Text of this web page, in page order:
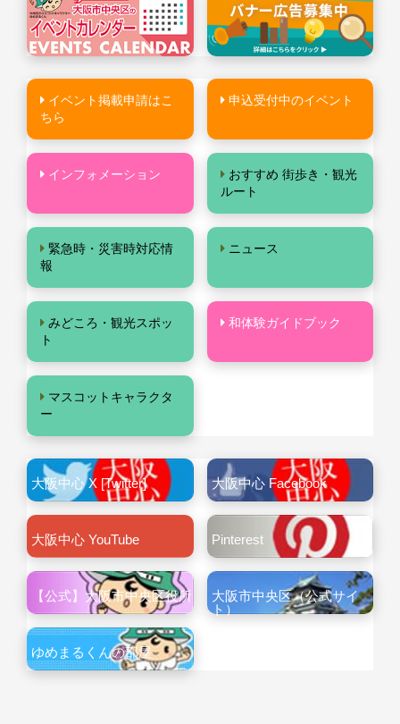
イベント掲載申請はこ
ちら
申込受付中のイベント
インフォメーション
おすすめ 街歩き・観光
ルート
緊急時・災害時対応情
報
ニュース
みどころ・観光スポッ
ト
和体験ガイドブック
マスコットキャラクタ
ー
大阪中心 X [Twitter] 大阪中心 Facebook
大阪中心 YouTube Pinterest
【公式】大阪市中央区役所
大阪市中央区（公式サイ
ト）
ゆめまるくんの部屋